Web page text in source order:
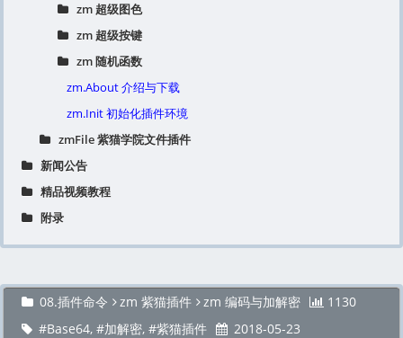
zm 超级图色
zm 超级按键
zm 随机函数
zm.About 介绍与下载
zm.Init 初始化插件环境
zmFile 紫猫学院文件插件
新闻公告
精品视频教程
附录
08.插件命令 zm 紫猫插件
zm 编码与加解密
Base64, 加解密, 紫猫插件 2018-05-23
1130